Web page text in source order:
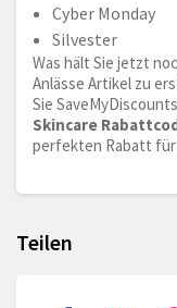
Cyber Monday
Silvester
Was hält Sie jetzt
Anlässe Artikel zu
Sie
Skincare
perfekten Rabatt
Teilen